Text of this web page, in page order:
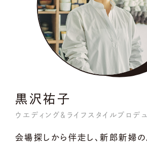
黒沢祐子
ウエディング＆ライフスタイルプロデ
会場探しから伴走し、新郎新婦